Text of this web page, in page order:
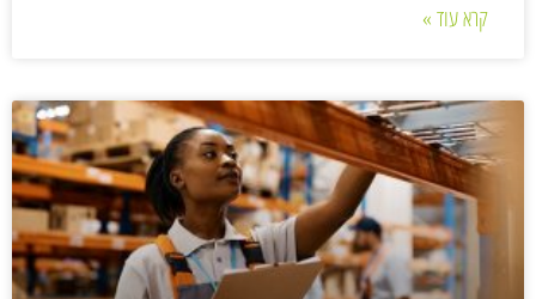
קרא עוד »